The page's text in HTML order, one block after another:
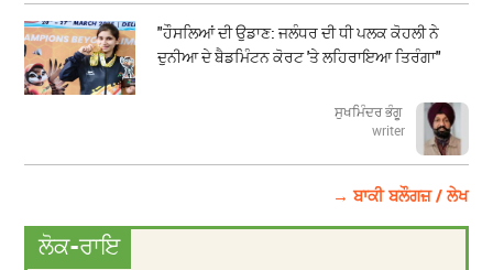
"ਹੌਸਲਿਆਂ ਦੀ ਉਡਾਣ: ਜਲੰਧਰ ਦੀ ਧੀ ਪਲਕ ਕੋਹਲੀ ਨੇ
ਦੁਨੀਆ ਦੇ ਬੈਡਮਿੰਟਨ ਕੋਰਟ 'ਤੇ ਲਹਿਰਾਇਆ ਤਿਰੰਗਾ"
ਸੁਖਮਿੰਦਰ ਭੰਗੂ
writer
→ ਬਾਕੀ ਬਲੌਗਜ਼ / ਲੇਖ
ਲੋਕ-ਰਾਇ